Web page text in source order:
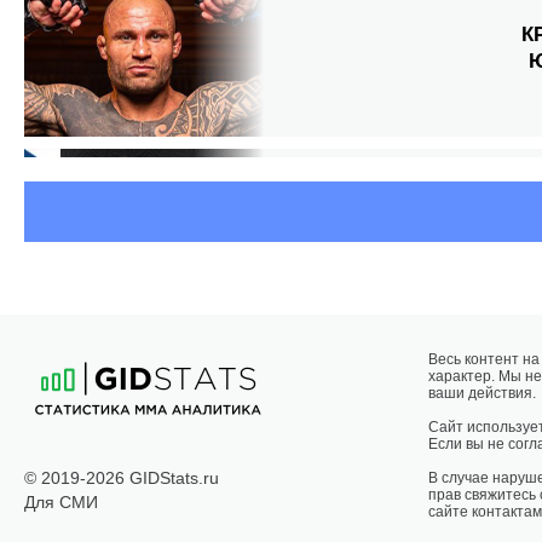
© 2019-2026 GIDStats.ru
Для СМИ
Весь контент
характер. Мы
ваши действия.
Сайт
Если вы не
В случае
прав
сайте